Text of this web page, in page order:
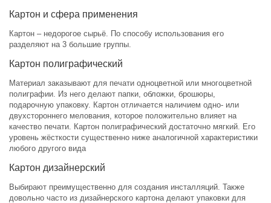
Картон и сфера применения
Картон – недорогое сырьё. По способу использования его
разделяют на 3 большие группы.
Картон полиграфический
Материал заказывают для печати одноцветной или многоцветной
полиграфии. Из него делают папки, обложки, брошюры,
подарочную упаковку. Картон отличается наличием одно- или
двухстороннего мелования, которое положительно влияет на
качество печати. Картон полиграфический достаточно мягкий. Его
уровень жёсткости существенно ниже аналогичной характеристики
любого другого вида
Картон дизайнерский
Выбирают преимущественно для создания инсталляций. Также
довольно часто из дизайнерского картона делают упаковки для